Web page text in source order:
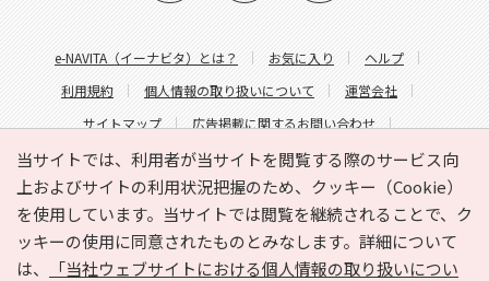
当サイトでは、利用者が当サイトを閲覧する際のサービス向
上およびサイトの利用状況把握のため、クッキー（Cookie）
を使用しています。当サイトでは閲覧を継続されることで、ク
ッキーの使用に同意されたものとみなします。詳細について
は、
「当社ウェブサイトにおける個人情報の取り扱いについ
e-NAVITA（イーナビタ）とは？ お気に入り
ヘルプ
利用規約
個人情報の取り扱いについて
運営会社
サイトマップ
広告掲載に関するお問い合わせ
サイトの内容に関するお問い合わせ